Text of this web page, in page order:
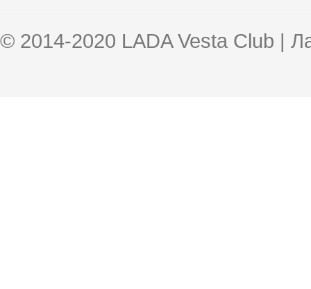
© 2014-2020 LADA Vesta Club |